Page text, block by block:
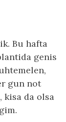
Bu hafta
genis
gun not
da olsa